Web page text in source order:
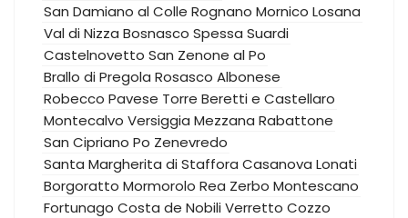
San Damiano al Colle Rognano Mornico Losana
Val di Nizza Bosnasco Spessa Suardi
Castelnovetto San Zenone al Po
Brallo di Pregola Rosasco Albonese
Robecco Pavese Torre Beretti e Castellaro
Montecalvo Versiggia Mezzana Rabattone
San Cipriano Po Zenevredo
Santa Margherita di Staffora Casanova Lonati
Borgoratto Mormorolo Rea Zerbo Montescano
Fortunago Costa de NobiliVerretto Cozzo